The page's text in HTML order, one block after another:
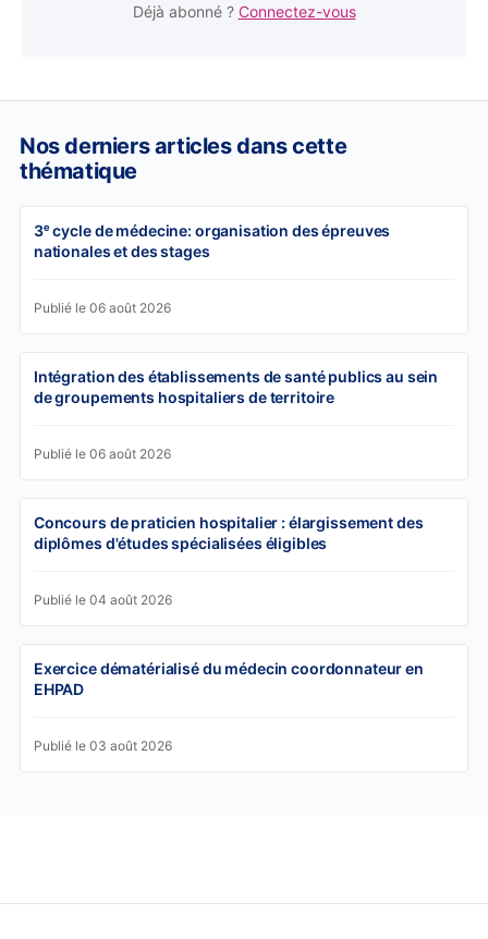
Déjà abonné ? Connectez-vous
Nos derniers articles dans cette
thématique
3ᵉ cycle de médecine: organisation des épreuves
nationales et des stages
Publié le 06 août 2026
Intégration des établissements de santé publics au sein
de groupements hospitaliers de territoire
Publié le 06 août 2026
Concours de praticien hospitalier : élargissement des
diplômes d'études spécialisées éligibles
Publié le 04 août 2026
Exercice dématérialisé du médecin coordonnateur en
EHPAD
Publié le 03 août 2026